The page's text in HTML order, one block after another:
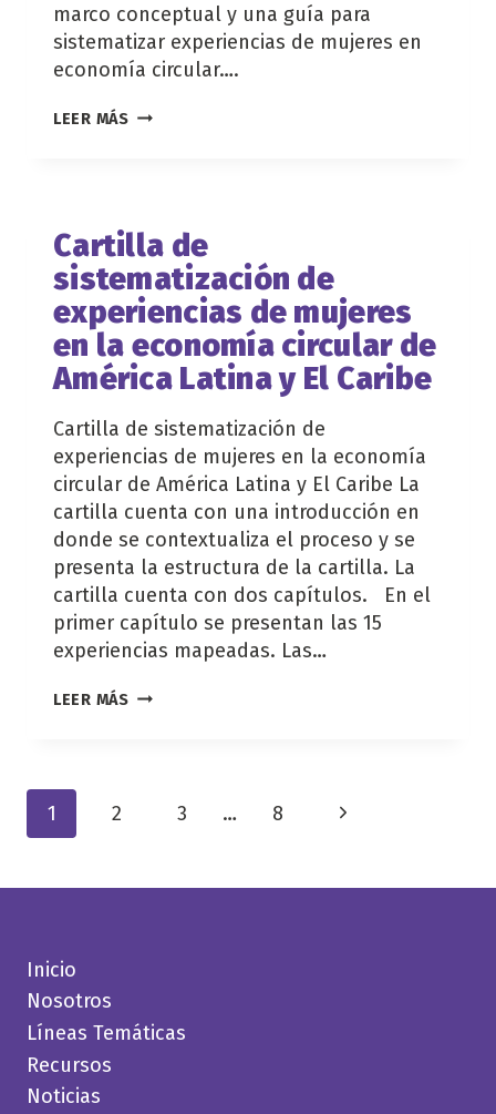
marco conceptual y una guía para
sistematizar experiencias de mujeres en
economía circular….
LEER MÁS METODOLOGÍA
GÉNERO
EN
LA
ECONOMÍA
CIRCULAR
Cartilla de
sistematización de
experiencias de mujeres
en la economía circular de
América Latina y El Caribe
Cartilla de sistematización de
experiencias de mujeres en la economía
circular de América Latina y El Caribe La
cartilla cuenta con una introducción en
donde se contextualiza el proceso y se
presenta la estructura de la cartilla. La
cartilla cuenta con dos capítulos. En el
primer capítulo se presentan las 15
experiencias mapeadas. Las…
LEER MÁS CARTILLA
EL
Navegación
de
1 2 3 … 8
Siguiente
Inicio
Nosotros
Líneas Temáticas
Recursos
Noticias